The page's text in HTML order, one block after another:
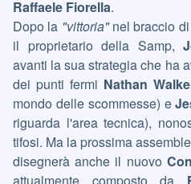
Raffaele Fiorella.
Dopo la "vittoria"nel braccio di
il proprietario della Samp,
avanti la sua strategia che ha
dei punti fermi Nathan
mondo delle scommesse) e
riguarda l'area tecnica),
tifosi. Ma la prossima
disegnerà anche il nuovo